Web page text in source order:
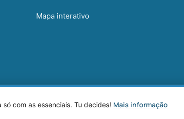
Mapa interativo
Aviso legal Política de privacidade
com as essenciais. Tu decides! Mais informação